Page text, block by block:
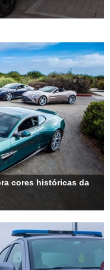
cores históricas da